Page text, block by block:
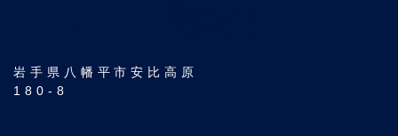
岩手県八幡平市安比高原
180-8